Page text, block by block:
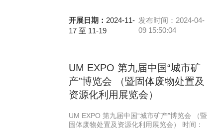
开展日期： 2024-11-
17 至 11-19
发布时间：2024-04-
09 15:50:04
UM EXPO 第九届中国“城市矿
产”博览会 （暨固体废物处置及
资源化利用展览会）
UM EXPO 第九届中国“城市矿产”博览会 （暨
固体废物处置及资源化利用展览会） 时间：